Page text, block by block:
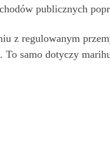
publicznych
z regulowanym
samo dotyczy